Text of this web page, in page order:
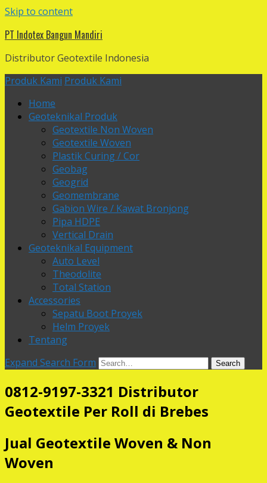
Skip to content
PT Indotex Bangun Mandiri
Distributor Geotextile Indonesia
Produk Kami Produk Kami
Home
Geoteknikal Produk
Geotextile Non Woven
Geotextile Woven
Plastik Curing / Cor
Geobag
Geogrid
Geomembrane
Gabion Wire / Kawat Bronjong
Pipa HDPE
Vertical Drain
Geoteknikal Equipment
Auto Level
Theodolite
Total Station
Accessories
Sepatu Boot Proyek
Helm Proyek
Tentang
Expand Search Form
Search
0812-9197-3321 Distributor
Geotextile Per Roll di Brebes
Jual Geotextile Woven & Non
Woven